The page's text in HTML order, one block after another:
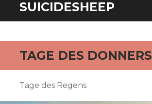
SUICIDESHEEP
TAGE DES DONNERS
Tage des Regens